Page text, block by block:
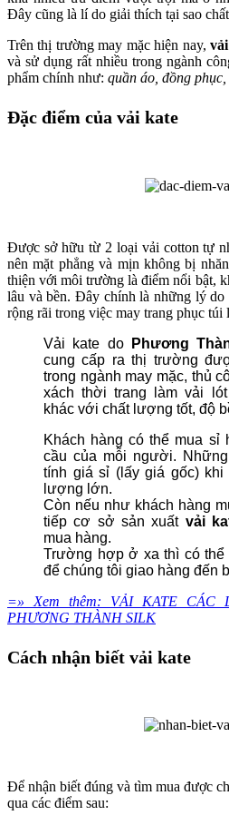
Đây cũng là lí do giải thích tại sao
Trên thị trường may mặc hiện nay,
và sử dụng rất nhiều trong ngành
phẩm chính như: quần áo, đồng
Đặc điểm của vải kate
Được sở hữu từ 2 loại vải cotton tự
nên mặt phẳng và mịn không bị
thiện với môi trường là điểm nổi bật,
lâu và bền. Đây chính là những lý do
rộng rãi trong việc may trang phục túi
Vải kate do
Phương
cung cấp ra thị trường
trong ngành may mặc, thủ
xách thời trang làm vải
khác với chất lượng tốt, độ
Khách hàng có thể mua sỉ
cầu của mỗi người.
tính giá sỉ (lấy giá gốc) khi
lượng lớn.
Còn nếu như khách hàng
tiếp cơ sở sản xuất vải
mua hàng.
Trường hợp ở xa thì có thể
để chúng tôi giao hàng đến
=» Xem thêm: VẢI KATE CÁC
PHƯƠNG THÀNH SILK
Cách nhận biết vải kate
Để nhận biết đúng và tìm mua được
qua các điểm sau: